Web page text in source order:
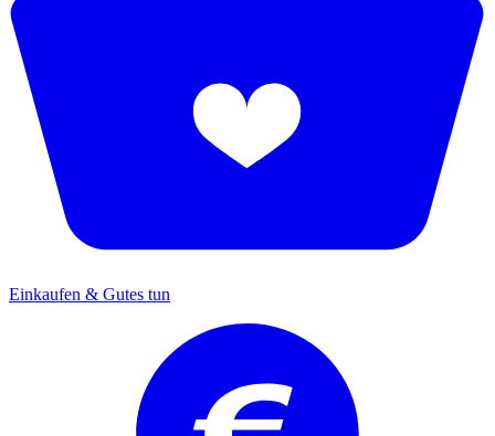
Einkaufen & Gutes tun